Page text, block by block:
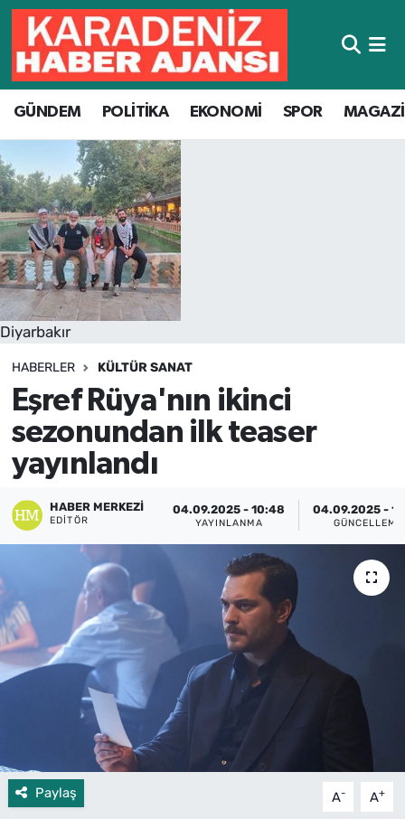
GÜNDEM POLİTİKA EKONOMİ SPOR
Diyarbakır
HABERLER KÜLTÜR SANAT
Eşref Rüya'nın ikinci
sezonundan ilk teaser
yayınlandı
HABER MERKEZI
EDITÖR
04.09.2025 - 10:48
YAYINLANMA
04.09.2025 -
GÜNCELLEME
Paylaş A- A+
Hava Durumu
Trafik Durumu
Süper Lig Puan Durumu ve Fikstür
Tüm Manşetler
Son Dakika Haberleri
Haber Arşivi